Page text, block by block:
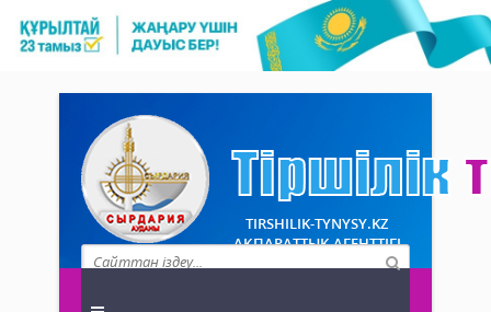
TIRSHILIK-TYNYSY.KZ
АҚПАРАТТЫҚ АГЕНТТІГІ